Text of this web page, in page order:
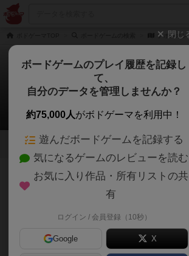
ナポレオン
ナポレオン
yuishiさんのレビュー
5 1
104名 0名 0 2年弱前
1815年6月、復活を期したナポレオンと
としたイギリス・オランダ・プロシアの
われたワーテルローの戦いは、まさに世
閉じ
ボードゲームのプレイ履歴を記録し
て、
自分のデータを管理しませんか？
約75,000人がボドゲーマを利用中！
遊んだボードゲームを記録する
気になるゲームのレビューを読む
お気に入り作品・所有リストの共
有
ログイン / 会員登録（10秒）
Google X